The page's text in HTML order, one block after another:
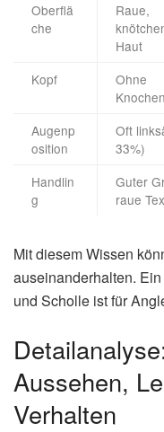
Oberflä
che
Raue,
Haut
Kopf
Ohne
Augenp
osition
Oft
33%)
Handlin
g
Guter
raue
Mit diesem Wissen
auseinanderhalten.
und Scholle ist für
Aussehen,
Verhalten